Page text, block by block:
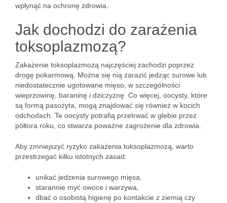
wpłynąć na ochronę zdrowia.
Jak dochodzi do zarażenia
toksoplazmozą?
Zakażenie toksoplazmozą najczęściej zachodzi poprzez
drogę pokarmową. Można się nią zarazić jedząc surowe lub
niedostatecznie ugotowane mięso, w szczególności
wieprzowinę, baraninę i dziczyznę. Co więcej, oocysty, które
są formą pasożyta, mogą znajdować się również w kocich
odchodach. Te oocysty potrafią przetrwać w glebie przez
półtora roku, co stwarza poważne zagrożenie dla zdrowia.
Aby zmniejszyć ryzyko zakażenia toksoplazmozą, warto
przestrzegać kilku istotnych zasad:
unikać jedzenia surowego mięsa,
starannie myć owoce i warzywa,
dbać o osobistą higienę po kontakcie z ziemią czy